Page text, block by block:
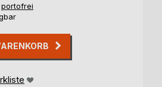
portofrei